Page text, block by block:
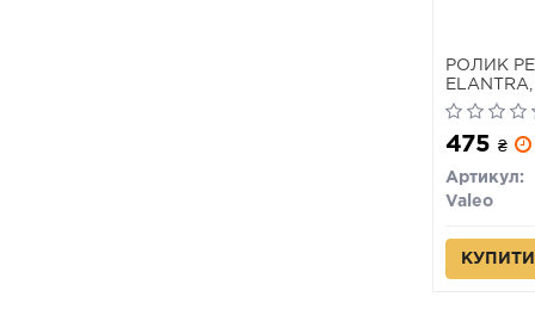
РОЛИК
PHC)
475 ₴
Артикул:
Valeo
КУПИТИ